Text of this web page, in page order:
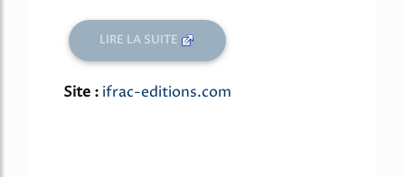
LIRE LA SUITE
Site : ifrac-editions.com